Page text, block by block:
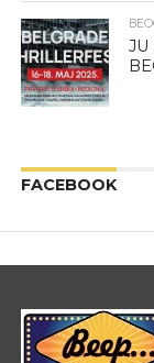
JU
FACEBOOK